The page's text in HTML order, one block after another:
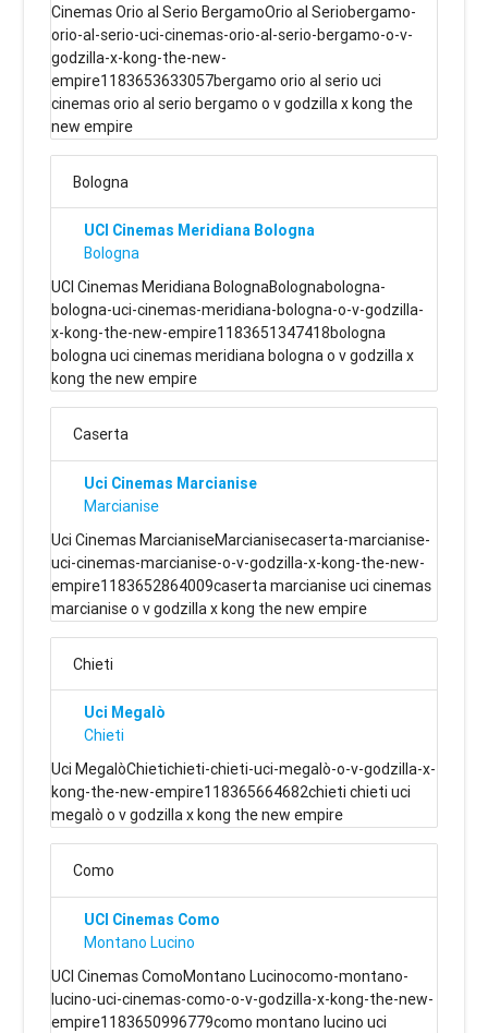
Cinemas Orio al Serio BergamoOrio al Seriobergamo-
orio-al-serio-uci-cinemas-orio-al-serio-bergamo-o-v-
godzilla-x-kong-the-new-
empire1183653633057bergamo orio al serio uci
cinemas orio al serio bergamo o v godzilla x kong the
new empire
Bologna
UCI Cinemas Meridiana Bologna
Bologna
UCI Cinemas Meridiana BolognaBolognabologna-
bologna-uci-cinemas-meridiana-bologna-o-v-godzilla-
x-kong-the-new-empire1183651347418bologna
bologna uci cinemas meridiana bologna o v godzilla x
kong the new empire
Caserta
Uci Cinemas Marcianise
Marcianise
Uci Cinemas MarcianiseMarcianisecaserta-marcianise-
uci-cinemas-marcianise-o-v-godzilla-x-kong-the-new-
empire1183652864009caserta marcianise uci cinemas
marcianise o v godzilla x kong the new empire
Chieti
Uci Megalò
Chieti
Uci MegalòChietichieti-chieti-uci-megalò-o-v-godzilla-x-
kong-the-new-empire118365664682chieti chieti uci
megalò o v godzilla x kong the new empire
Como
UCI Cinemas Como
Montano Lucino
UCI Cinemas ComoMontano Lucinocomo-montano-
lucino-uci-cinemas-como-o-v-godzilla-x-kong-the-new-
empire1183650996779como montano lucino uci